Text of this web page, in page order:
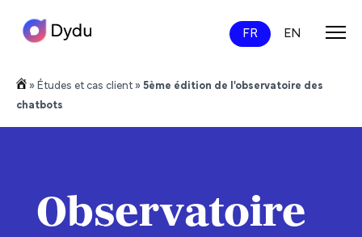
FR EN
» Études et cas client » 5ème édition de l'observatoire des
chatbots
Observatoire